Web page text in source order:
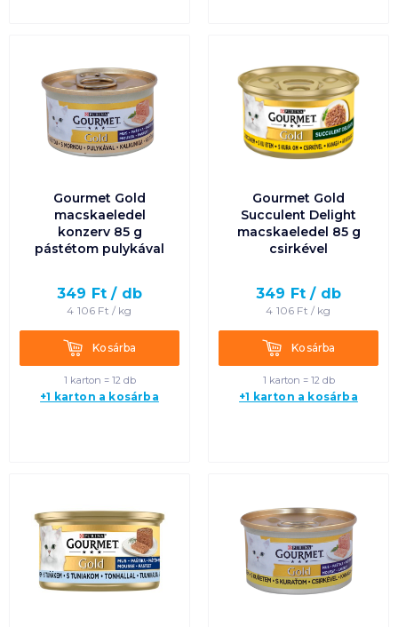
Gourmet Gold
macskaeledel
konzerv 85 g
pástétom pulykával
349 Ft / db
4 106 Ft / kg
KosárbaKosárba
1 karton = 12 db
+1 karton a kosárba
Gourmet Gold
Succulent Delight
macskaeledel 85 g
csirkével
349 Ft / db
4 106 Ft / kg
KosárbaKosárba
1 karton = 12 db
+1 karton a kosárba